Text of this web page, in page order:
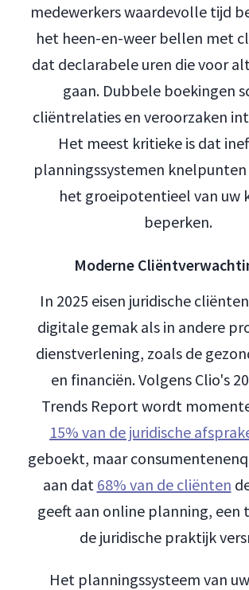
medewerkers waardevolle tijd
het heen-en-weer bellen met
dat declarabele uren die voor
gaan. Dubbele boekingen
cliëntrelaties en veroorzaken
Het meest kritieke is dat
planningssystemen
het groeipotentieel van uw
beperken.
Moderne
In 2025 eisen juridische
digitale gemak als in andere
dienstverlening, zoals de
en financiën. Volgens Clio's
Trends Report wordt
15% van de juridische
geboekt, maar
aan dat 68% van de cliënten
geeft aan online planning, een
de juridische praktijk
Het planningssysteem van